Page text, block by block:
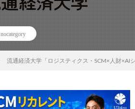
nocategory
流通経済大学「ロジスティクス・SCM×人財×AI